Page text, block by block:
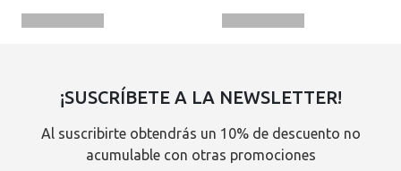
¡SUSCRÍBETE A LA NEWSLETTER!
Al suscribirte obtendrás un 10% de descuento no
acumulable con otras promociones